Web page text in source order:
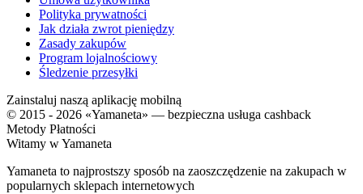
Polityka prywatności
Jak działa zwrot pieniędzy
Zasady zakupów
Program lojalnościowy
Śledzenie przesyłki
Zainstaluj naszą aplikację mobilną
© 2015 - 2026 «Yamaneta» — bezpieczna usługa cashback
Metody Płatności
Witamy wYamaneta
Yamaneta to najprostszy sposób na zaoszczędzenie na zakupach w
popularnych sklepach internetowych